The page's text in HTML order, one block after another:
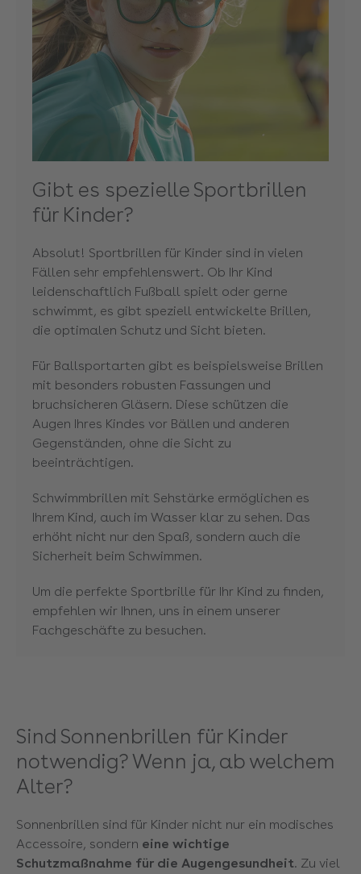
Gibt es spezielle Sportbrillen
für Kinder?
Absolut! Sportbrillen für Kinder sind in vielen
Fällen sehr empfehlenswert. Ob Ihr Kind
leidenschaftlich Fußball spielt oder gerne
schwimmt, es gibt speziell entwickelte Brillen,
die optimalen Schutz und Sicht bieten.
Für Ballsportarten gibt es beispielsweise Brillen
mit besonders robusten Fassungen und
bruchsicheren Gläsern. Diese schützen die
Augen Ihres Kindes vor Bällen und anderen
Gegenständen, ohne die Sicht zu
beeinträchtigen.
Schwimmbrillen mit Sehstärke ermöglichen es
Ihrem Kind, auch im Wasser klar zu sehen. Das
erhöht nicht nur den Spaß, sondern auch die
Sicherheit beim Schwimmen.
Um die perfekte Sportbrille für Ihr Kind zu finden,
empfehlen wir Ihnen, uns in einem unserer
Fachgeschäfte zu besuchen.
Sind Sonnenbrillen für Kinder
notwendig? Wenn ja, ab welchem
Alter?
Sonnenbrillen sind für Kinder nicht nur ein modisches
Accessoire, sondern eine wichtige
Schutzmaßnahme für die Augengesundheit. Zu viel